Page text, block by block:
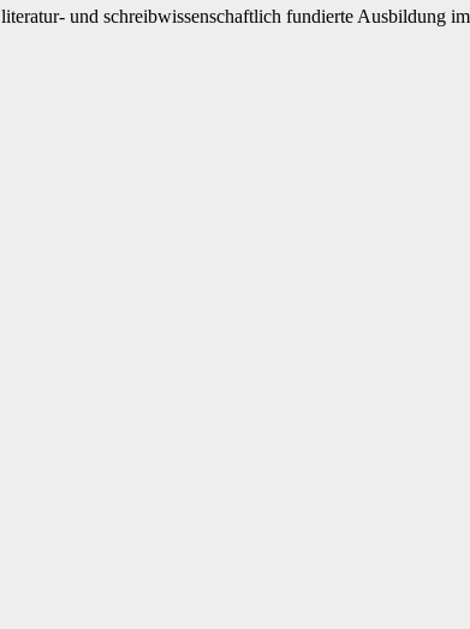
und schreibwissenschaftlich fundierte Ausbildung